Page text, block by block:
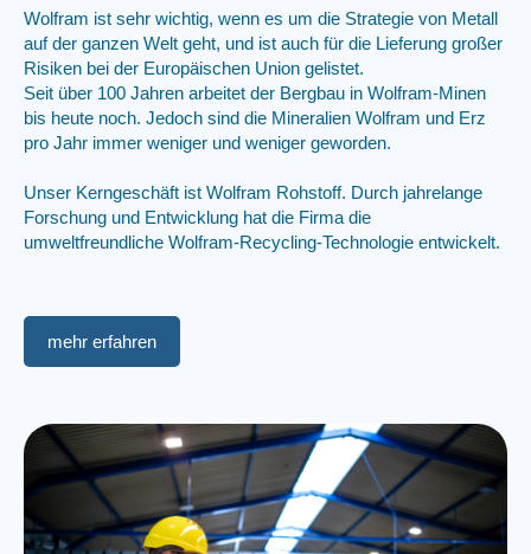
Wolfram ist sehr wichtig, wenn es um die Strategie von Metall
auf der ganzen Welt geht, und ist auch für die Lieferung großer
Risiken bei der Europäischen Union gelistet.
Seit über 100 Jahren arbeitet der Bergbau in Wolfram-Minen
bis heute noch. Jedoch sind die Mineralien Wolfram und Erz
pro Jahr immer weniger und weniger geworden.
Unser Kerngeschäft ist Wolfram Rohstoff. Durch jahrelange
Forschung und Entwicklung hat die Firma die
umweltfreundliche Wolfram-Recycling-Technologie entwickelt.
mehr erfahren